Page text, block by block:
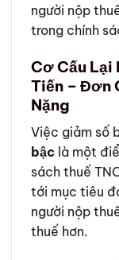
người nộp
trong chính
Cơ Cấu Lại
Tiến – Đơn
Nặng
Việc giảm số
bậc là một
sách thuế
tới mục tiêu
người nộp
thuế hơn.